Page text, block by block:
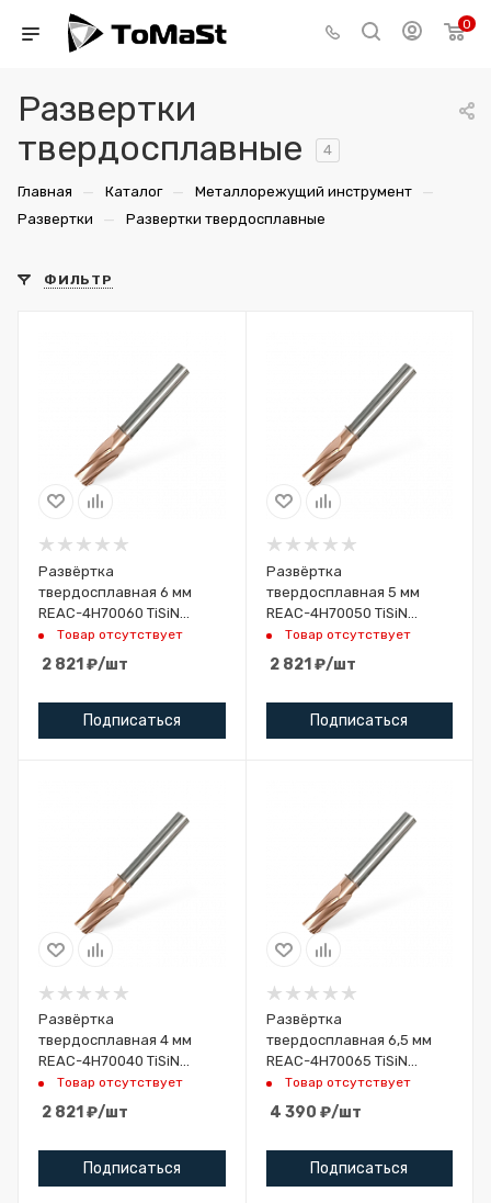
0
Развертки
твердосплавные
4
Главная — Каталог — Металлорежущий инструмент —
Развертки — Развертки твердосплавные
ФИЛЬТР
Развёртка
твердосплавная 6 мм
REAC-4H70060 TiSiN
HARTO
Товар отсутствует
2 821 ₽/шт
Подписаться
Развёртка
твердосплавная 5 мм
REAC-4H70050 TiSiN
HARTO
Товар отсутствует
2 821 ₽/шт
Подписаться
Развёртка
твердосплавная 4 мм
REAC-4H70040 TiSiN
HARTO
Товар отсутствует
2 821 ₽/шт
Подписаться
Развёртка
твердосплавная 6,5 мм
REAC-4H70065 TiSiN
HARTO
Товар отсутствует
4 390 ₽/шт
Подписаться